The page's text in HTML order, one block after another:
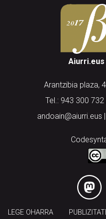
Aiurri.eus
Arantzibia plaza,
Tel.: 943 300
andoain@aiurri.eus
LEGE OHARRA